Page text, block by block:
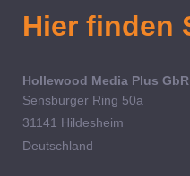
Hier finden
Hollewood Media Plus GbR
Sensburger Ring 50a
31141 Hildesheim
Deutschland